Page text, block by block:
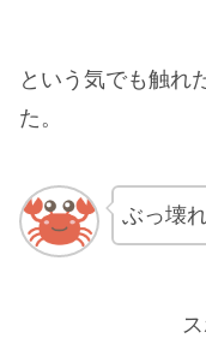
という気でも触れ
た。
ぶっ壊